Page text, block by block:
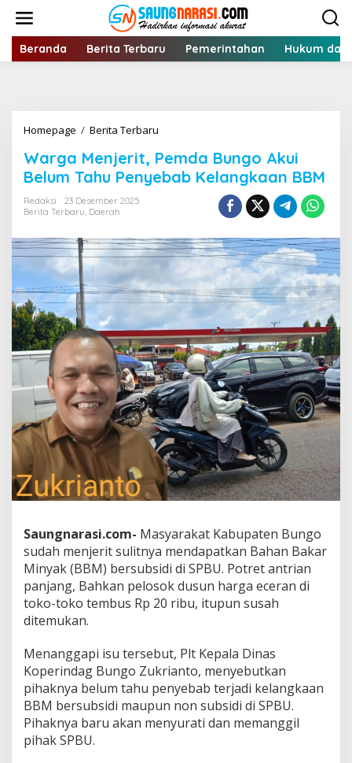
konten
Beranda Berita Terbaru Pemerintahan Hukum
Homepage / Berita Terbaru
Pemda
Bungo
Akui
Kelangkaan
BBM
Warga Menjerit, Pemda Bungo Akui
Belum Tahu Penyebab Kelangkaan BBM
Redaksi
23 Desember 2025
Berita Terbaru, Daerah
Saungnarasi.com- Masyarakat Kabupaten Bungo
sudah menjerit sulitnya mendapatkan Bahan Bakar
Minyak (BBM) bersubsidi di SPBU. Potret antrian
panjang, Bahkan pelosok dusun harga eceran di
toko-toko tembus Rp 20 ribu, itupun susah
ditemukan.
Menanggapi isu tersebut, Plt Kepala Dinas
Koperindag Bungo Zukrianto, menyebutkan
pihaknya belum tahu penyebab terjadi kelangkaan
BBM bersubsidi maupun non subsidi di SPBU.
Pihaknya baru akan menyurati dan memanggil
pihak SPBU.